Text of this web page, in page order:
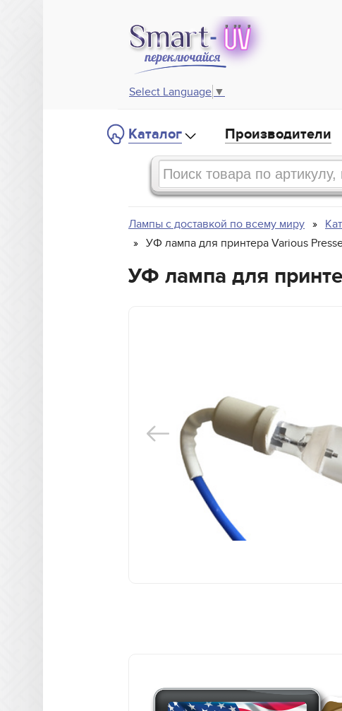
Select Language ▼
Каталог Производители
Лампы с доставкой по всему миру
УФ лампа для принтера Various
УФ лампа для